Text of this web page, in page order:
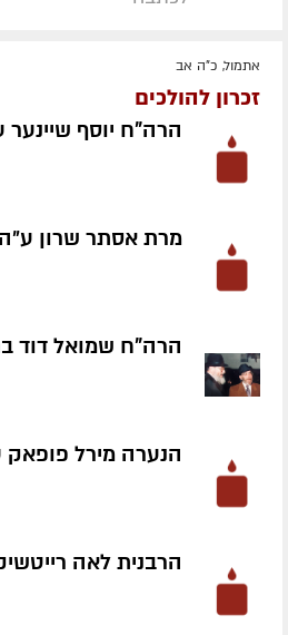
אתמול, כ"ה אב
זכרון להולכים
הרה"ח יוסף שיינער
מרת אסתר שרון ע״ה
הרה"ח שמואל דוד
הנערה מירל פופאק
הרבנית לאה